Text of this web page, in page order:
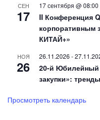
СЕН
17
17 сентября @ 08:00
II Конференция
корпоративным
КИТАЙ+»
НОЯ
26
26.11.2026 -
20-й Юбилейный
закупки»:
Просмотреть календарь